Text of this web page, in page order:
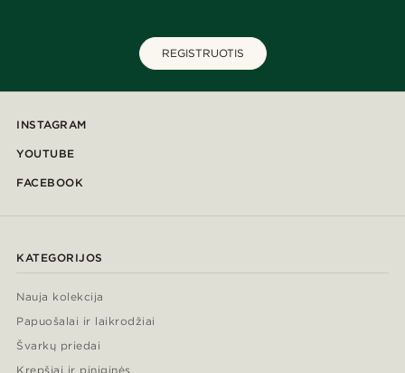
REGISTRUOTIS
INSTAGRAM
YOUTUBE
FACEBOOK
KATEGORIJOS
Nauja kolekcija
Papuošalai ir laikrodžiai
Švarkų priedai
Krepšiai ir piniginės